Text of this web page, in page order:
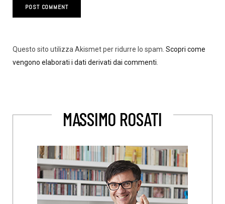
Questo sito utilizza Akismet per ridurre lo spam. Scopri come
vengono elaborati i dati derivati dai commenti
MASSIMO ROSATI